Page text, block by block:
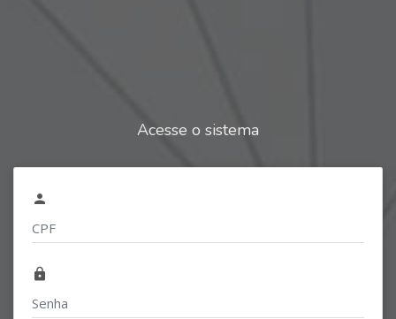
Acesse o sistema
person
lock